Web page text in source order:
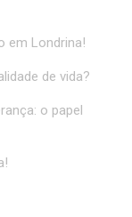
em Londrina!
de vida?
o papel